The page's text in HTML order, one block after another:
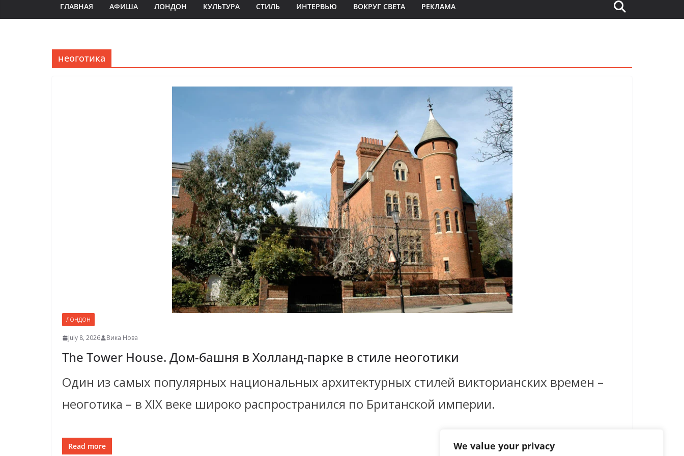
We value your privacy
ГЛАВНАЯ АФИША ЛОНДОН КУЛЬТУРА СТИЛЬ ИНТЕРВЬЮ ВОКРУГ СВЕТА РЕКЛАМА
неоготика
ЛОНДОН
July 8, 2026 Вика Нова
The Tower House. Дом-башня в Холланд-парке в стиле неоготики
Один из самых популярных национальных архитектурных стилей викторианских времен –
неоготика – в XIX веке широко распространился по Британской империи.
Read more